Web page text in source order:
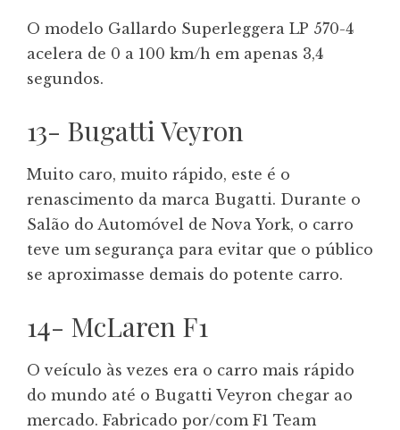
O modelo Gallardo Superleggera LP 570-4
acelera de 0 a 100 km/h em apenas 3,4
segundos.
13- Bugatti Veyron
Muito caro, muito rápido, este é o
renascimento da marca Bugatti. Durante o
Salão do Automóvel de Nova York, o carro
teve um segurança para evitar que o público
se aproximasse demais do potente carro.
14- McLaren F1
O veículo às vezes era o carro mais rápido
do mundo até o Bugatti Veyron chegar ao
mercado. Fabricado por/com F1 Team